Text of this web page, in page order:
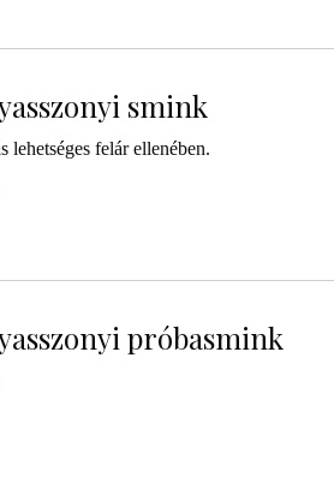
smink
lehetséges felár ellenében.
próbasmink